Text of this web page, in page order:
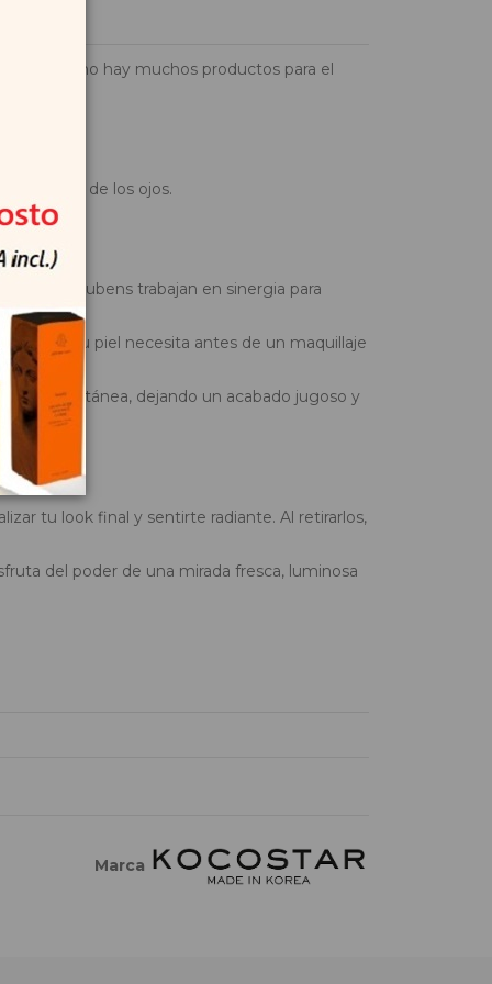
no hay muchos productos para el
alrededor de los ojos.
Jania Rubens trabajan en sinergia para
que tu piel necesita antes de un maquillaje
cutánea, dejando un acabado jugoso y
tu look final y sentirte radiante. Al retirarlos,
del poder de una mirada fresca, luminosa
Marca